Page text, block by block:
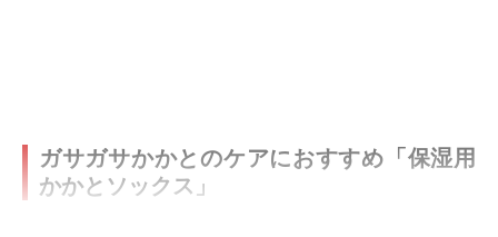
ガサガサかかとのケアにおすすめ「保湿用
かかとソックス」